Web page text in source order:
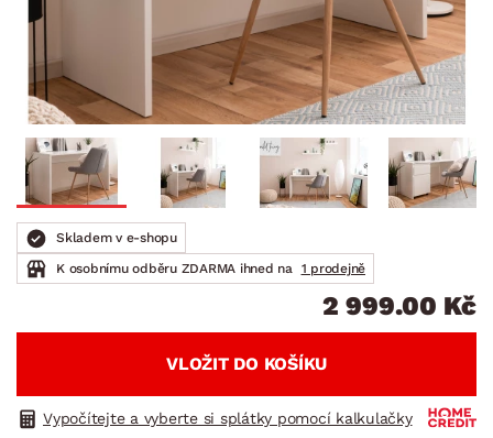
Skladem v e-shopu
K osobnímu odběru ZDARMA ihned na
1 prodejně
2 999.00 Kč
VLOŽIT DO KOŠÍKU
Vypočítejte a vyberte si splátky pomocí kalkulačky